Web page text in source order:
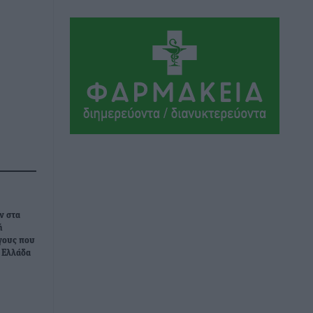
στα
που
Ελλάδα
Συνελήφθη 37χρονη στη Ρόδο γιατί
είχε αφήσει τα τρία ανήλικα παιδιά της
χωρίς επιτήρηση
Τοπικές Ειδήσεις πριν 14 ώρες
Σταυρός Καλυθιών: Απέκτησε την